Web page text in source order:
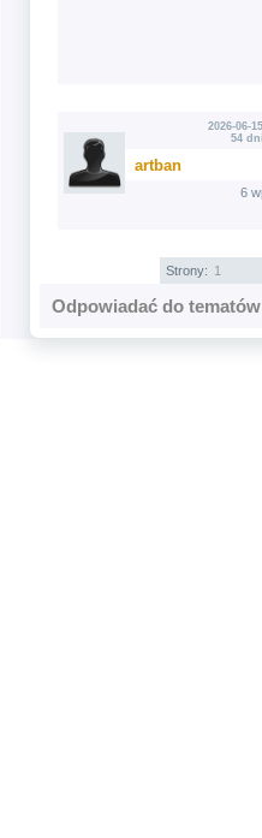
2026-06-
54
artban
6
Strony: 1
Odpowiadać do